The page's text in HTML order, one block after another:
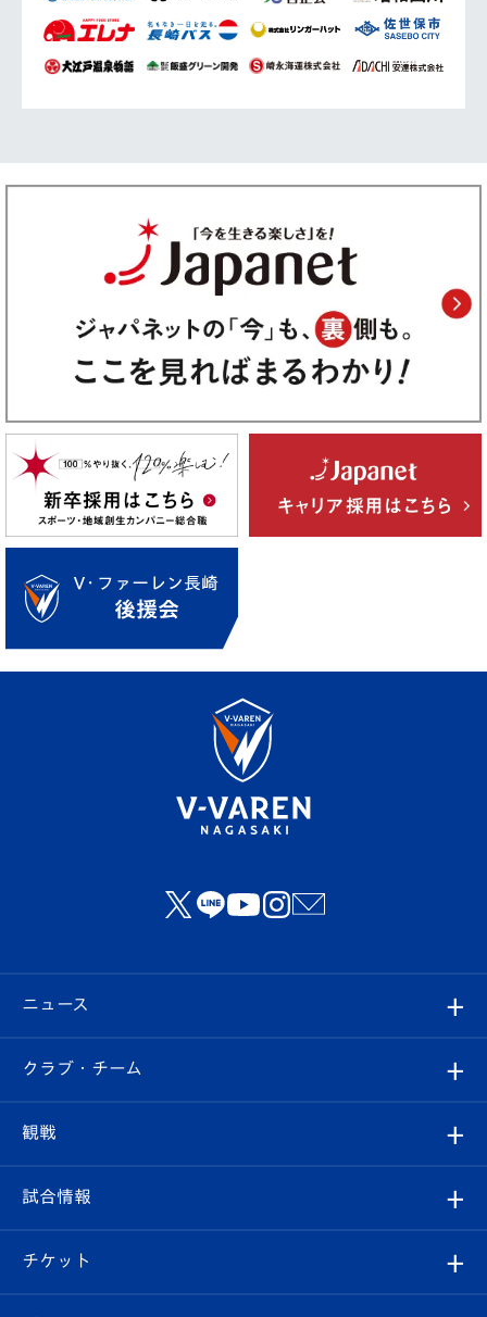
ニュース
すべて
クラブ
試合情報
クラブ・チーム
クラブ概要
エンブレム紹介
観戦
観戦ルール
はじめての観戦ガイド
試合情報
試合日程/結果
チケット